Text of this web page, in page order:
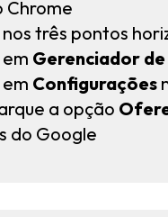
Chrome
nos três pontos
Gerenciador de
Configurações
a opção
do Google